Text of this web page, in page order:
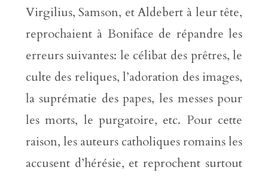
Virgilius, Samson, et Aldebert à leur tête,
reprochaient à Boniface de répandre les
erreurs suivantes: le célibat des prêtres, le
culte des reliques, l’adoration des images,
la suprématie des papes, les messes pour
les morts, le purgatoire, etc. Pour cette
raison, les auteurs catholiques romains les
accusent d’hérésie, et reprochent surtout